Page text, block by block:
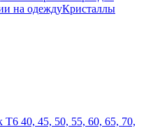
на одеждуКристаллы
Т6 40, 45, 50, 55, 60, 65, 70,